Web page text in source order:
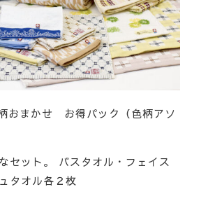
おまかせ お得パック（色柄アソ
セット。 バスタオル・フェイス
タオル各２枚